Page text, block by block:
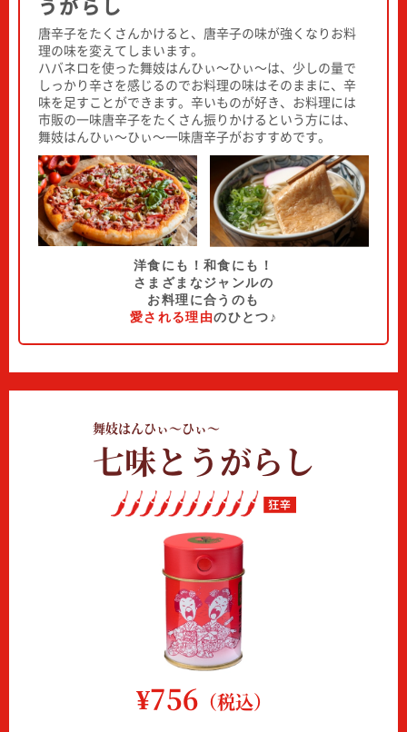
うがらし
唐辛子をたくさんかけると、唐辛子の味が強くなりお料
理の味を変えてしまいます。
ハバネロを使った舞妓はんひぃ～ひぃ～は、少しの量で
しっかり辛さを感じるのでお料理の味はそのままに、辛
味を足すことができます。辛いものが好き、お料理には
市販の一味唐辛子をたくさん振りかけるという方には、
舞妓はんひぃ～ひぃ～一味唐辛子がおすすめです。
洋食にも！和食にも！
さまざまなジャンルの
お料理に合うのも
愛される理由のひとつ♪
舞妓はんひぃ～ひぃ～
七味とうがらし
¥756 （税込）